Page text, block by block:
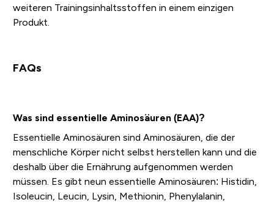
weiteren Trainingsinhaltsstoffen in einem einzigen
Produkt.
FAQs
Was sind essentielle Aminosäuren (EAA)?
Essentielle Aminosäuren sind Aminosäuren, die der
menschliche Körper nicht selbst herstellen kann und die
deshalb über die Ernährung aufgenommen werden
müssen. Es gibt neun essentielle Aminosäuren: Histidin,
Isoleucin, Leucin, Lysin, Methionin, Phenylalanin,